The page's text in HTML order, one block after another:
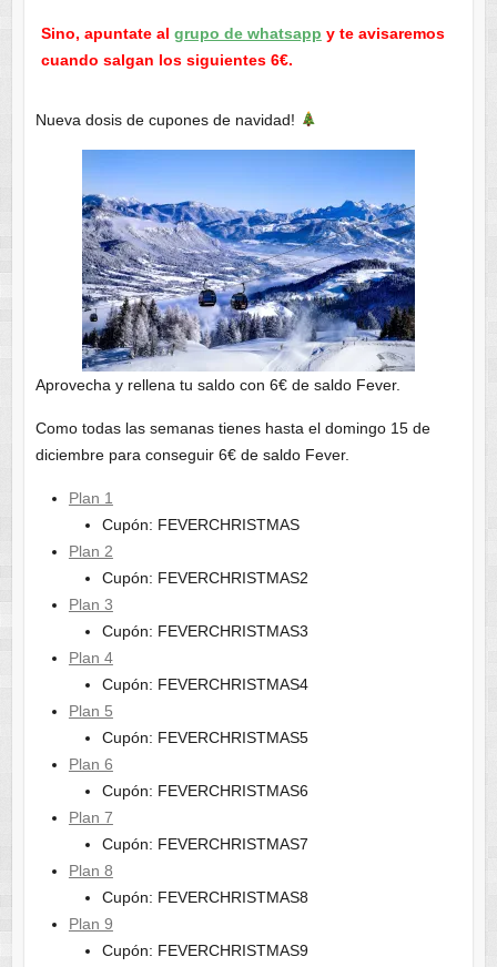
Sino, apuntate al grupo de whatsapp y te avisaremos
cuando salgan los siguientes 6€.
Nueva dosis de cupones de navidad!
Aprovecha y rellena tu saldo con 6€ de saldo Fever.
Como todas las semanas tienes hasta el domingo 15 de
diciembre para conseguir 6€ de saldo Fever.
Plan 1
Cupón: FEVERCHRISTMAS
Plan 2
Cupón: FEVERCHRISTMAS2
Plan 3
Cupón: FEVERCHRISTMAS3
Plan 4
Cupón: FEVERCHRISTMAS4
Plan 5
Cupón: FEVERCHRISTMAS5
Plan 6
Cupón: FEVERCHRISTMAS6
Plan 7
Cupón: FEVERCHRISTMAS7
Plan 8
Cupón: FEVERCHRISTMAS8
Plan 9
Cupón: FEVERCHRISTMAS9